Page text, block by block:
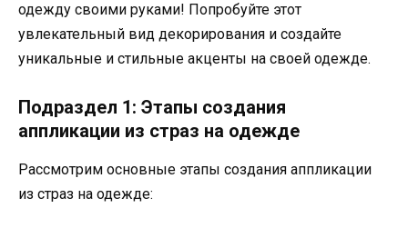
одежду своими руками! Попробуйте этот
увлекательный вид декорирования и создайте
уникальные и стильные акценты на своей одежде.
Подраздел 1: Этапы создания
аппликации из страз на одежде
Рассмотрим основные этапы создания аппликации
из страз на одежде: